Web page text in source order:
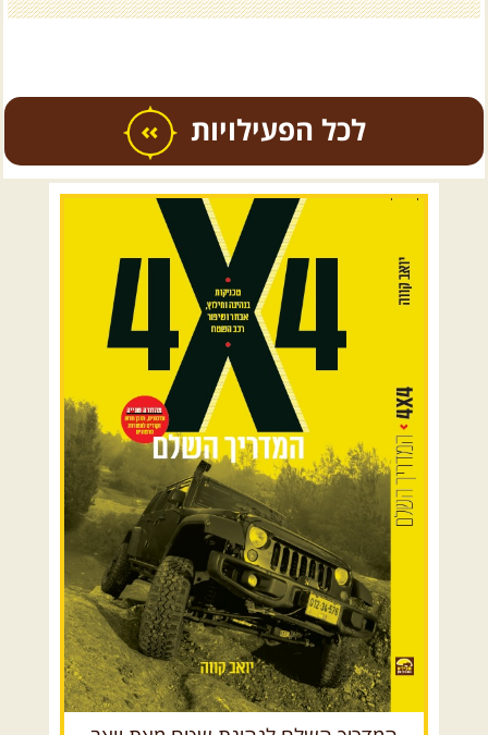
כל הפעילויות
טיולים מודרכים בארץ
07.08.2026
- קיץ רטוב
רמת סירין ונחל תבור- שילוב מיוחד של
07-08.08.2026 שישי-שבת-
שישי לילה בבקעת צין ושבת
בעין עקב
ניפגש בהר אבנון בנקודת התצפית
הכה מיוחדת שבו, שעת דמדומים. ...
08.08.2026 שבת- חדש!
פסגות ומעיינות בגליל הירוק
נתחיל במקום קדוש ומיוחד – נבי
סבלאן בחורפיש, נמשיך בנסיעת ...